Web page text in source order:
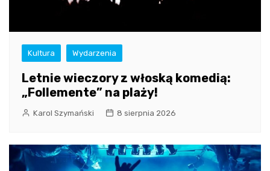
Kultura Wydarzenia
Letnie wieczory z włoską komedią:
„Follemente” na plaży!
Karol Szymański 8 sierpnia 2026